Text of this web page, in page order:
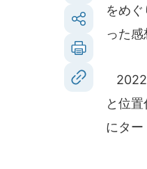
をめ
った感
2022
と位
にター